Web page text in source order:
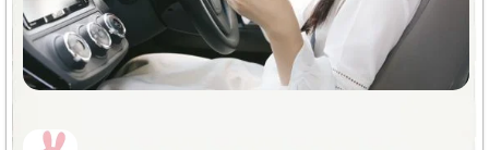
-九州-福岡天神院
(青森院・八戸院・盛岡院・いわき院・郡山院はリゼ脱毛
導入の提携院)
エレクトロポレーションとは…電気の力を利用
して美容成分を肌の奥に行き渡らせる施術方法
です。「浸透美容」とも言われており、イオン
の20倍の浸透力を発揮し、うるおい肌を作りだ
ケア可能。そんなSHR方式のルミクス脱毛
を
LACOCOは全店舗で導入。
LACOCOとは…
LACOCOは「本物を知ってもらう」その言葉か